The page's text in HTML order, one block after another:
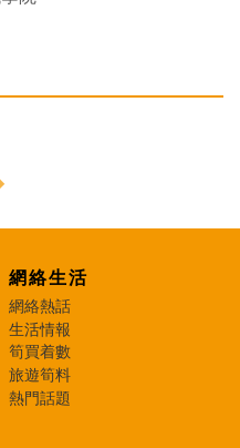
網絡生活
網絡熱話
生活情報
筍買着數
旅遊筍料
熱門話題